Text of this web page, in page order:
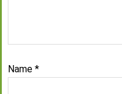
Name *